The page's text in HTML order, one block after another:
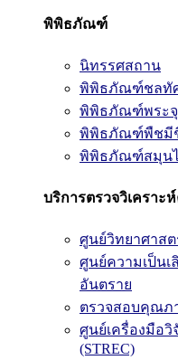
พิพิธภัณฑ์
นิทรรศสถาน
พิพิธภัณฑ์ชลทั
พิพิธภัณฑ์พระ
พิพิธภัณฑ์พืชมี
พิพิธภัณฑ์สมุน
บริการตรวจวิเคราะ
ศูนย์วิทยาศาส
ศูนย์ความเป็นเ
อันตราย
ตรวจสอบคุณภ
ศูนย์เครื่องมือวิ
(STREC)